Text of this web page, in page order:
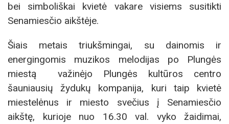
bei simboliškai kvietė vakare visiems susitikti
Senamiesčio aikštėje.
Šiais metais triukšmingai, su dainomis ir
energingomis muzikos melodijas po Plungės
miestą važinėjo Plungės kultūros centro
šauniausių žydukų kompanija, kuri taip kvietė
miestelėnus ir miesto svečius į Senamiesčio
aikštę, kurioje nuo 16.30 val. vyko žaidimai,